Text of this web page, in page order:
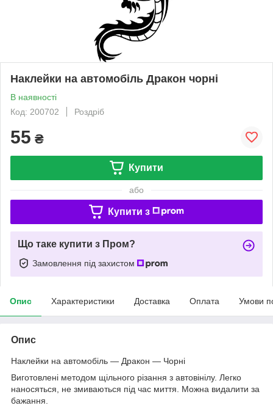
Наклейки на автомобіль Дракон чорні
В наявності
Код: 200702
Роздріб
55 ₴
Купити
або
Купити з
Що таке купити з Пром?
Замовлення під захистом
Опис Характеристики Доставка Оплата Умови
Опис
Наклейки на автомобіль — Дракон — Чорні
Виготовлені методом щільного різання з автовінілу. Легко
наносяться, не змиваються під час миття. Можна видалити за
бажання.